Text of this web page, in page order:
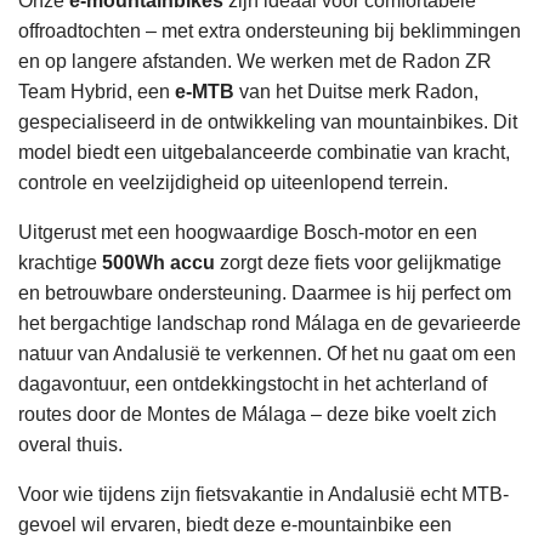
voor je fiets aan. Geef deze optie aan tijdens je
boeking – daarna nemen we contact met je op met
informatie over beschikbaarheid en prijs.
Meer detailsvind je hier .
Wat we van je nodig hebben:
Gewenste tijd voor levering / ophalen
Eventuele accessoires voor je huurfiets
Een mobiel nummer waarop we je in Spanje
kunnen bereiken
bandenlichters en reparatieset
noodpomp
een bidonhouder (geschikt voor bidons tot 0,7 l)
Voor langere tochten of meerdaagse reizenbieden we
extra accu’s te huur aan– ideaal wanneer je extra
actieradius nodig hebt. Boek deze optie vooraf,
aangezien de beschikbaarheid beperkt is. Heb je
vragen over compatibiliteit? Neem dan gerust contact
met ons op.
Onzealgemene voorwaarden vind je hier.
offroadtochten – met extra ondersteuning bij beklimmingen
en op langere afstanden. We werken met de Radon ZR
Team Hybrid, een e-MTB van het Duitse merk Radon,
gespecialiseerd in de ontwikkeling van mountainbikes. Dit
model biedt een uitgebalanceerde combinatie van kracht,
controle en veelzijdigheid op uiteenlopend terrein.
Uitgerust met een hoogwaardige Bosch-motor en een
krachtige 500Wh accu zorgt deze fiets voor gelijkmatige
en betrouwbare ondersteuning. Daarmee is hij perfect om
het bergachtige landschap rond Málaga en de gevarieerde
natuur van Andalusië te verkennen. Of het nu gaat om een
dagavontuur, een ontdekkingstocht in het achterland of
routes door de Montes de Málaga – deze bike voelt zich
overal thuis.
Voor wie tijdens zijn fietsvakantie in Andalusië echt MTB-
gevoel wil ervaren, biedt deze e-mountainbike een